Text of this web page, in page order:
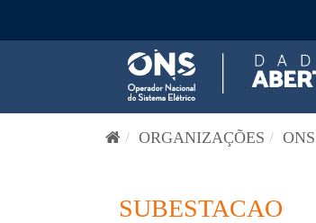
ORGANIZAÇÕES ONS
SUBESTACAO